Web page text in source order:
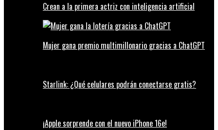
Crean a la primera actriz con inteligencia artificial
Mujer gana premio multimillonario gracias a ChatGPT
Starlink: ¿Qué celulares podrán conectarse gratis?
¡Apple sorprende con el nuevo iPhone 16e!